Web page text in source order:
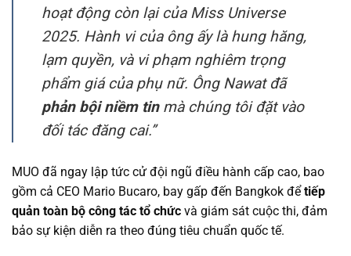
hoạt động còn lại của Miss Universe
2025. Hành vi của ông ấy là hung hăng,
lạm quyền, và vi phạm nghiêm trọng
phẩm giá của phụ nữ. Ông Nawat đã
phản bội niềm tinmà chúng tôi đặt vào
đối tác đăng cai.”
MUO đã ngay lập tức cử đội ngũ điều hành cấp cao, bao
gồm cả CEO Mario Bucaro, bay gấp đến Bangkok để tiếp
quản toàn bộ công tác tổ chức và giám sát cuộc thi, đảm
bảo sự kiện diễn ra theo đúng tiêu chuẩn quốc tế.